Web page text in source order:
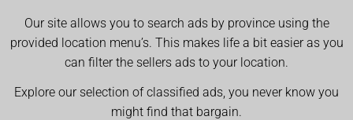
Our site allows you to search ads by province using the
provided location menu’s. This makes life a bit easier as you
can filter the sellers ads to your location.
Explore our selection of classified ads, you never know you
might find that bargain.